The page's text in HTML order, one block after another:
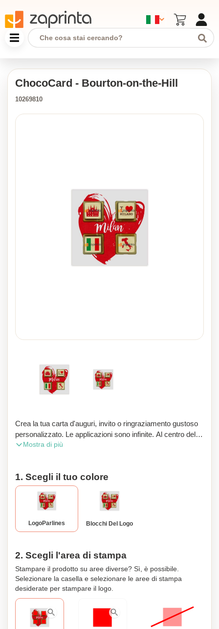
ChocoCard - Bourton-on-the-Hill
10269810
Crea la tua carta d'auguri, invito o ringraziamento gustoso
personalizzato. Le applicazioni sono infinite. Al centro della
carta d'auguri ci sono quattro ritagli, dove puoi posizionare
come una faccina sorridente, un cuore, una renna o un
albero di Natale. La scelta è tutta tua!
Mostra di più
1. Scegli il tuo colore
LogoParlines Blocchi Del Logo
2. Scegli l'area di stampa
Stampare il prodotto su aree diverse? Sì, è possibile.
Selezionare la casella e selezionare le aree di stampa
desiderate per stampare il logo.